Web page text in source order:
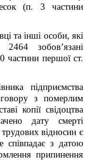
(п. 3 частини
та інші особи, які
зобов’язані
частини першої ст.
підприємства
з померлим
копії свідоцтва
дату смерті
відносин є
співпадає з датою
припинення